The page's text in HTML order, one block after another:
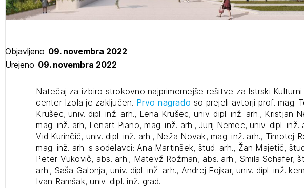
projektiranje
Občinski
urbanisti
Objavljeno 09. novembra 2022
Urejeno 09. novembra 2022
Natečaj za izbiro strokovno najprimernejše rešitve za Istrski Kulturni
center Izola je zaključen. Prvo nagrado so prejeli avtorji prof. mag.
Krušec, univ. dipl. inž. arh., Lena Krušec, univ. dipl. inž. arh., Kristjan
mag. inž. arh, Lenart Piano, mag. inž. arh., Jurij Nemec, univ. dipl. inž.
Vid Kurinčič, univ. dipl. inž. arh., Neža Novak, mag. inž. arh., Timotej
mag. inž. arh. s sodelavci: Ana Martinšek, štud. arh., Žan Majetič,
Peter Vukovič, abs. arh., Matevž Rožman, abs. arh., Smila Schäfer,
arh., Saša Galonja, univ. dipl. inž. arh., Andrej Fojkar, univ. dipl. inž.
Ivan Ramšak, univ. dipl. inž. grad.